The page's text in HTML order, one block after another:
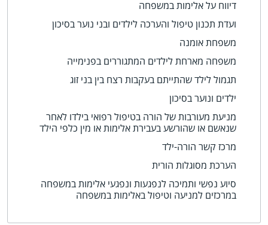
דיווח על אלימות במשפחה
ועדת תכנון טיפול והערכה לילדים ובני נוער בסיכון
משפחת אומנה
משפחה מארחת לילדים המתגוררים בפנימייה
תגמול לילד שהתייתם בעקבות רצח בין בני זוג
ילדים ונוער בסיכון
מניעת מעורבות של הורה בטיפול רפואי בילדו לאחר
שנאשם או שהורשע בעבירת אלימות או מין כלפי הילד
מרכז קשר הורה-ילד
הערכת מסוגלות הורית
סיוע נפשי ותמיכה לנפגעות ונפגעי אלימות במשפחה
במרכזים למניעה וטיפול באלימות במשפחה